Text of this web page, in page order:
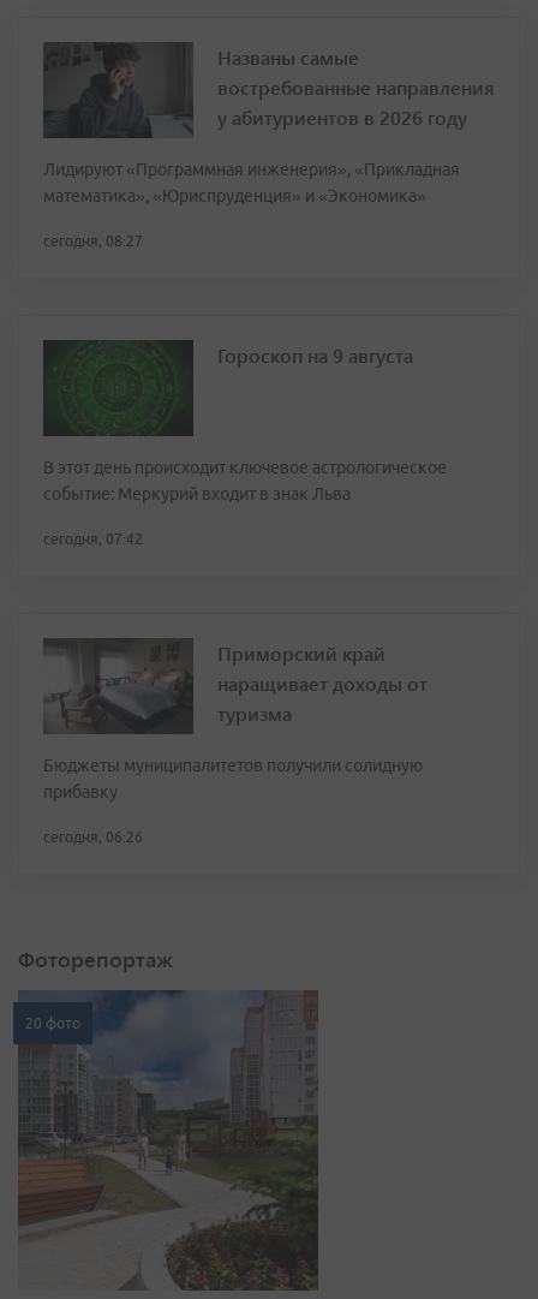
Названы самые
востребованные направления
у абитуриентов в 2026 году
Лидируют «Программная инженерия», «Прикладная
математика», «Юриспруденция» и «Экономика»
сегодня, 08:27
Гороскоп на 9 августа
В этот день происходит ключевое астрологическое
событие: Меркурий входит в знак Льва
сегодня, 07:42
Приморский край
наращивает доходы от
туризма
Бюджеты муниципалитетов получили солидную
прибавку
сегодня, 06:26
Фоторепортаж
20 фото